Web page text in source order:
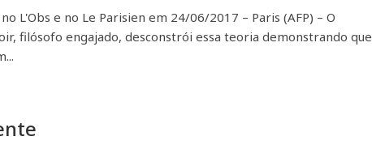
L'Obs e no Le Parisien em 24/06/2017 – Paris (AFP) – O
filósofo engajado, desconstrói essa teoria demonstrando que